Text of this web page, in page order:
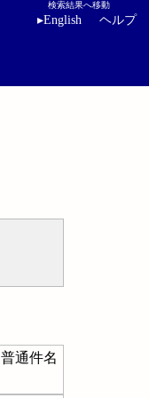
検索結果へ移動
▸English ヘルプ
普通件名